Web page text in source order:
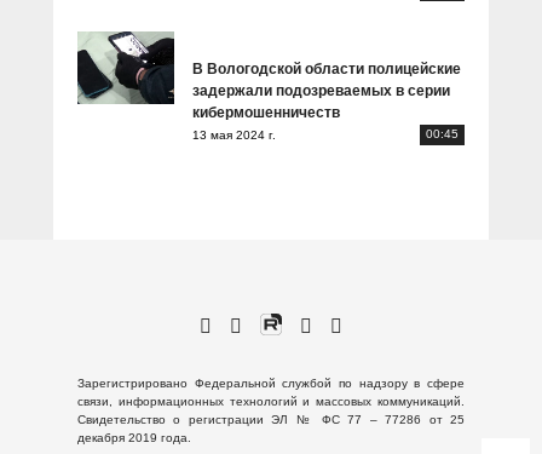
В Вологодской области полицейские
задержали подозреваемых в серии
кибермошенничеств
13 мая 2024 г. 00:45
Зарегистрировано Федеральной службой по надзору в сфере
связи, информационных технологий и массовых коммуникаций.
Свидетельство о регистрации ЭЛ № ФС 77 – 77286 от 25
декабря 2019 года.